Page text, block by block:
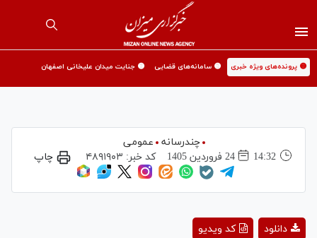
🟡 پرونده‌های ویژه خبری 🟡 سامانه‌های قضایی 🟡 جنایت میدان علیخانی اصفهان
چندرسانه
عمومی
14:32
24 فروردين 1405 کد خبر: ۴۸۹۱۹۰۳ چاپ
کد ویدیو دانلود